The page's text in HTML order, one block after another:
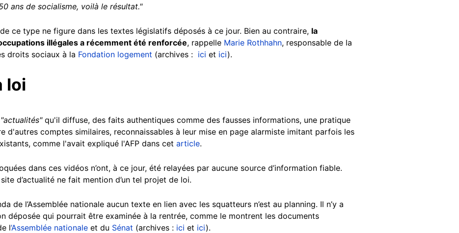
ans de socialisme, voilà le résultat."
ce type ne figure dans les textes législatifs déposés à ce jour. Bien au contraire, la
illégales a récemment été renforcée, rappelle Marie Rothhahn, responsable de la
droits sociaux à la Fondation logement (archives : ici et ici).
loi
"actualités"qu'il diffuse, des faits authentiques comme des fausses informations, une pratique
d'autres comptes similaires, reconnaissables à leur mise en page alarmiste imitant parfois les
comme l'avait expliqué l'AFP dans cet article.
dans ces vidéos n’ont, à ce jour, été relayées par aucune source d’information fiable.
d’actualité ne fait mention d’un tel projet de loi.
de l’Assemblée nationale aucun texte en lien avec les squatteurs n’est au planning. Il n’y a
déposée qui pourrait être examinée à la rentrée, comme le montrent les documents
l’Assemblée nationale et du Sénat (archives : ici et ici).